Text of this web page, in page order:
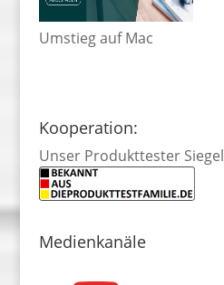
Umstieg auf Mac
Kooperation:
Unser Produkttester Siegel
Medienkanäle